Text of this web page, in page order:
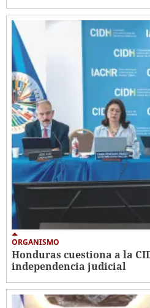
ORGANISMO
Honduras cuestiona a la
independencia judicial